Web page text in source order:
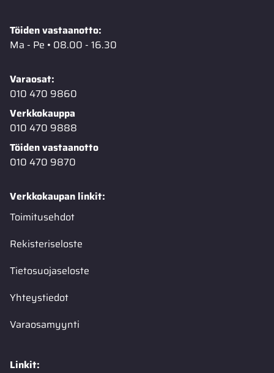
Töiden vastaanotto:
Ma - Pe • 08.00 - 16.30
Varaosat:
010 470 9860
Verkkokauppa
010 470 9888
Töiden vastaanotto
010 470 9870
Verkkokaupan linkit:
Toimitusehdot
Rekisteriseloste
Tietosuojaseloste
Yhteystiedot
Varaosamyynti
Linkit: